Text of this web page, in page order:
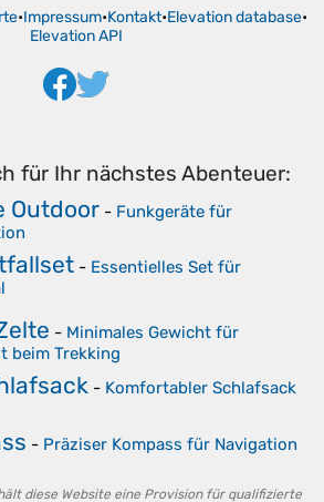
•Impressum•Kontakt•Elevation database•
Elevation API
für Ihr nächstes Abenteuer:
Outdoor - Funkgeräte für
- Essentielles Set für
- Minimales Gewicht für
beim Trekking
- Komfortabler Schlafsack
- Präziser Kompass für Navigation
diese Website eine Provision für qualifizierte